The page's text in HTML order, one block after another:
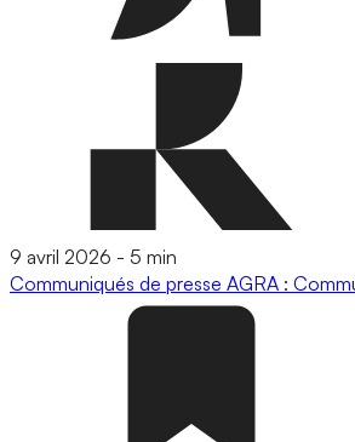
9 avril 2026 - 5 min
Communiqués de presse AGRA :